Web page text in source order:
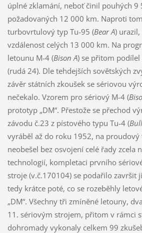
úplné zklamání, neboť činil pouhých 9
požadovaných 12 000 km. Naproti
turbovrtulový typ Tu-95 (Bear A)
vzdálenost celých 13 000 km. Na
letounu M-4 (Bison A) se přitom
(rudá 24). Dle tehdejších sovětských
závěr státních zkoušek se sériovou
nečekalo. Vzorem pro sériový M-4 (
prototyp „DM“. Přestože se přechod
závodu č.23 z pístového typu Tu-4 (Bull
vyráběl až do roku 1952, na proudový
neobešel bez osvojení celé řady zcela
technologií, kompletaci prvního
stroje (v.č.170104) se podařilo završit
tedy krátce poté, co se rozeběhly
„DM“. Všechny tři zmíněné letouny,
11. sériovým strojem, přitom v rámci
dohromady vykonaly celkem 99